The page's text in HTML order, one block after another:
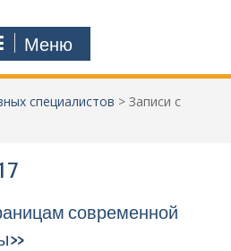
Меню
специалистов > Записи с
современной